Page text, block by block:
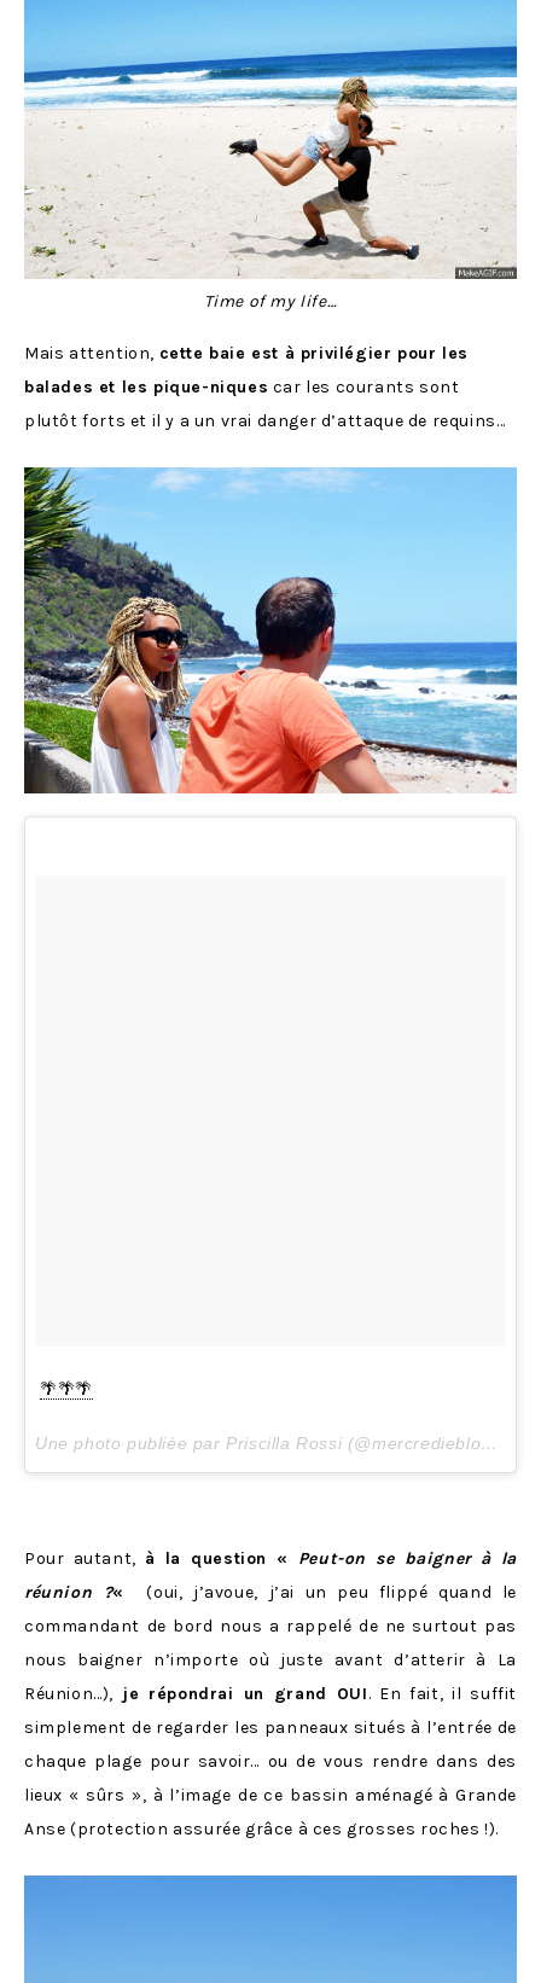
Time of my life…
Mais attention, cette baie est à privilégier pour les
balades et les pique-niques car les courants sont
plutôt forts et il y a un vrai danger d’attaque de requins…
🌴🌴🌴
Une photo publiée par Priscilla Rossi (@mercredieblog) le
Pour autant, à la question « Peut-on se baigner à la
réunion ?«
(oui, j’avoue, j’ai un peu flippé quand le
commandant de bord nous a rappelé de ne surtout pas
nous baigner n’importe où juste avant d’atterir à La
Réunion…), je répondrai un grand OUI. En fait, il suffit
simplement de regarder les panneaux situés à l’entrée de
chaque plage pour savoir… ou de vous rendre dans des
lieux « sûrs », à l’image de ce bassin aménagé à Grande
Anse (protection assurée grâce à ces grosses roches !).